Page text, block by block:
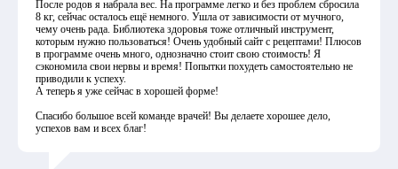
После родов я набрала вес. На программе легко и без проблем сбросила
8 кг, сейчас осталось ещё немного. Ушла от зависимости от мучного,
чему очень рада. Библиотека здоровья тоже отличный инструмент,
которым нужно пользоваться! Очень удобный сайт с рецептами! Плюсов
в программе очень много, однозначно стоит свою стоимость! Я
сэкономила свои нервы и время! Попытки похудеть самостоятельно не
приводили к успеху.
А теперь я уже сейчас в хорошей форме!
Спасибо большое всей команде врачей! Вы делаете хорошее дело,
успехов вам и всех благ!